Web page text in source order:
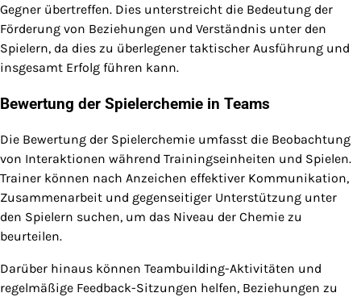
Gegner übertreffen. Dies unterstreicht die Bedeutung der
Förderung von Beziehungen und Verständnis unter den
Spielern, da dies zu überlegener taktischer Ausführung und
insgesamt Erfolg führen kann.
Bewertung der Spielerchemie in Teams
Die Bewertung der Spielerchemie umfasst die Beobachtung
von Interaktionen während Trainingseinheiten und Spielen.
Trainer können nach Anzeichen effektiver Kommunikation,
Zusammenarbeit und gegenseitiger Unterstützung unter
den Spielern suchen, um das Niveau der Chemie zu
beurteilen.
Darüber hinaus können Teambuilding-Aktivitäten und
regelmäßige Feedback-Sitzungen helfen, Beziehungen zu